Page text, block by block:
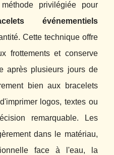
privilégiée pour
événementiels
Cette technique offre
frottements et conserve
après plusieurs jours de
bien aux bracelets
logos, textes ou
remarquable. Les
dans le matériau,
face à l'eau, la